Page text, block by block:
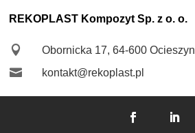
REKOPLAST Kompozyt Sp. z o. o.
 Obornicka 17, 64-600 Ocieszyn
 kontakt@rekoplast.pl